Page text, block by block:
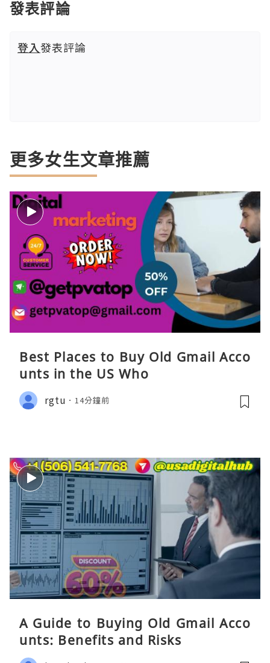
發表評論
登入發表評論
更多女生文章推薦
Best Places to Buy Old Gmail Acco
unts in the US Who
rgtu 14分鐘前
A Guide to Buying Old Gmail Acco
unts: Benefits and Risks